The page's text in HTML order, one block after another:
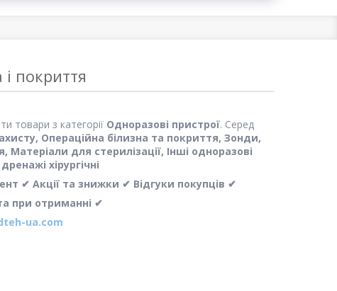
покриття
товари з категорії Одноразові пристрої. Серед
Операційна білизна та покриття, Зонди,
для стерилізації, Інші одноразові
хірургічні
✔ Акції та знижки ✔ Відгуки покупців ✔
при отриманні ✔
ua.com